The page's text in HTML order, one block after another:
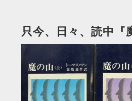
只今、日々、読中『